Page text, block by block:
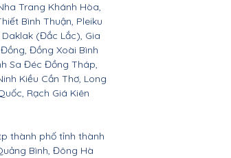
Trang Khánh Hòa,
Bình Thuận, Pleiku
(Đắc Lắc), Gia
Đồng Xoài Bình
Sa Đéc Đồng Tháp,
Kiều Cần Thơ, Long
Rạch Giá Kiên
thành phố tỉnh thành
Bình, Đông Hà